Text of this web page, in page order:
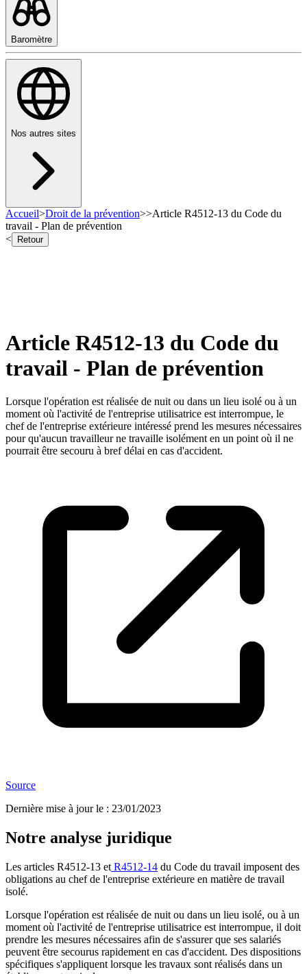
Baromètre
Nos autres sites
Accueil>Droit de la prévention>>Article R4512-13 du Code du
travail - Plan de prévention
<
Retour
Article R4512-13 du Code du
travail - Plan de prévention
Lorsque l'opération est réalisée de nuit ou dans un lieu isolé ou à un
moment où l'activité de l'entreprise utilisatrice est interrompue, le
chef de l'entreprise extérieure intéressé prend les mesures nécessaires
pour qu'aucun travailleur ne travaille isolément en un point où il ne
pourrait être secouru à bref délai en cas d'accident.
Source
Dernière mise à jour le : 23/01/2023
Notre analyse juridique
Les articles R4512-13 et R4512-14 du Code du travail imposent des
obligations au chef de l'entreprise extérieure en matière de travail
isolé.
Lorsque l'opération est réalisée de nuit ou dans un lieu isolé, ou à un
moment où l'activité de l'entreprise utilisatrice est interrompue, il doit
prendre les mesures nécessaires afin de s'assurer que ses salariés
peuvent être secourus rapidement en cas d'accident. Des dispositions
spécifiques s'appliquent lorsque les travaux sont réalisés dans un